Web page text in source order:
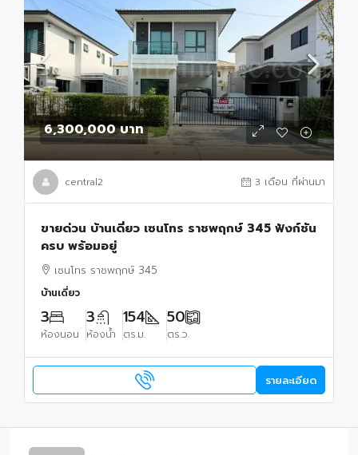
6,300,000 บาท
central2 3 เดือน ที่ผ่านมา
ขายด่วน บ้านเดี่ยว เซนโทร ราชพฤกษ์ 345 ฟังก์ชัน
ครบ พร้อมอยู่
เซนโทร ราชพฤกษ์ 345
บ้านเดี่ยว
3
ห้องนอน
3
ห้องน้ำ
154
ตร.ม.
50
ตร.ว.
รายละเอียด